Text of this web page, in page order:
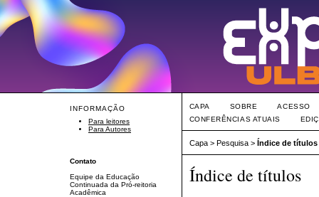
INFORMAÇÃO
Para leitores
Para Autores
Contato
Equipe da Educação
Continuada da Pró-reitoria
Acadêmica
CAPA SOBRE
ACESSO
CONFERÊNCIAS ATUAIS
Capa> Pesquisa> Índice de títulos
Índice de títulos